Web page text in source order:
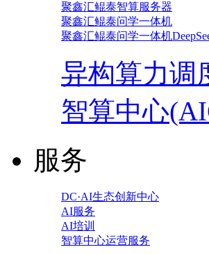
聚鑫汇鲲泰智算服务器
聚鑫汇鲲泰问学一体机
聚鑫汇鲲泰问学一体机
异构算力调
智算中心
服务
DC·AI生态创新中心
AI服务
AI培训
智算中心运营服务